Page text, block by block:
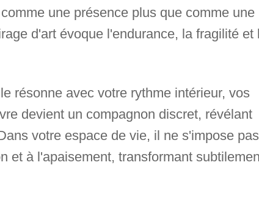
une présence plus que comme une
d'art évoque l'endurance, la fragilité et
résonne avec votre rythme intérieur, vos
devient un compagnon discret, révélant
votre espace de vie, il ne s'impose pas
et à l'apaisement, transformant